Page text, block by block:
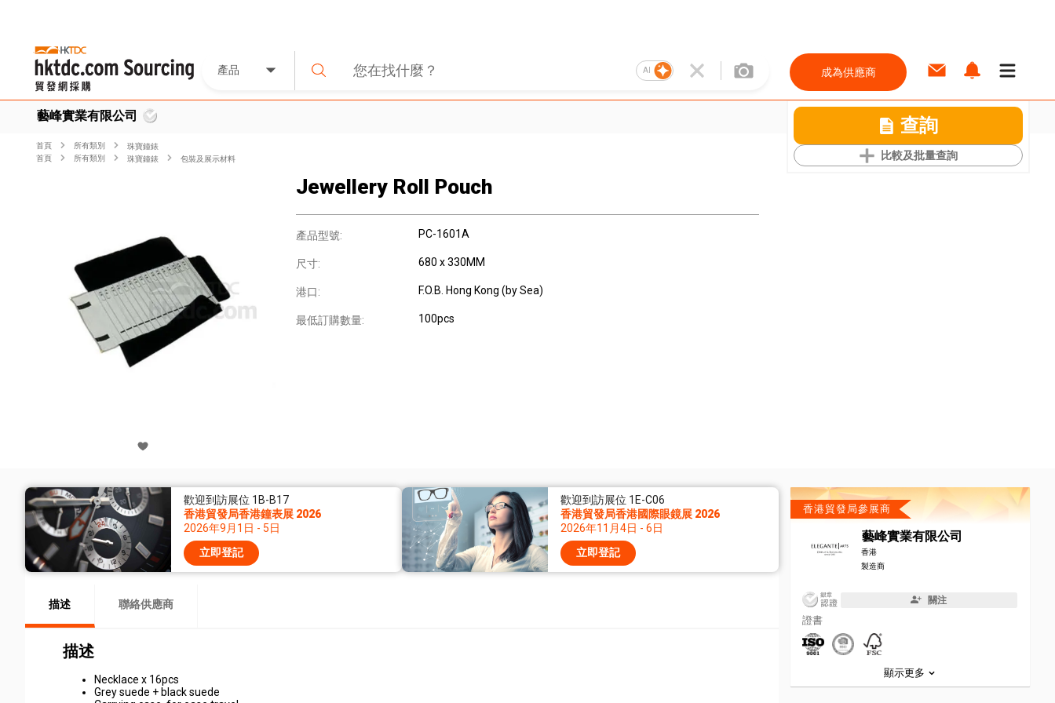
產品 AI 成為供應商
藝峰實業有限公司 查詢
比較及批量查詢
首頁 所有類別
珠寶鐘錶
首頁
所有類別 珠寶鐘錶 包裝及展示材料
Jewellery Roll Pouch
產品型號: PC-1601A
尺寸: 680 x 330MM
港口: F.O.B. Hong Kong (by Sea)
最低訂購數量: 100pcs
歡迎到訪展位 1B-B17
香港貿發局香港鐘表展 2026
2026年9月1日 - 5日
立即登記
歡迎到訪展位 1E-C06
香港貿發局香港國際眼鏡展 2026
2026年11月4日 - 6日
立即登記
描述 聯絡供應商
描述
Necklace x 16pcs
Grey suede + black suede
香港貿發局參展商
藝峰實業有限公司
香港
製造商
關注
證書
顯示更多